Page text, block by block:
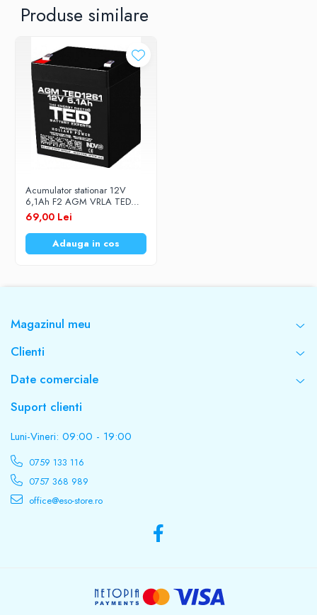
Produse similare
Acumulator stationar 12V
6,1Ah F2 AGM VRLA TED
Electric TED1261
69,00 Lei
Adauga in cos
Magazinul meu
Clienti
Date comerciale
Suport clienti
Luni-Vineri: 09:00 - 19:00
0759 133 116
0757 368 989
office@eso-store.ro